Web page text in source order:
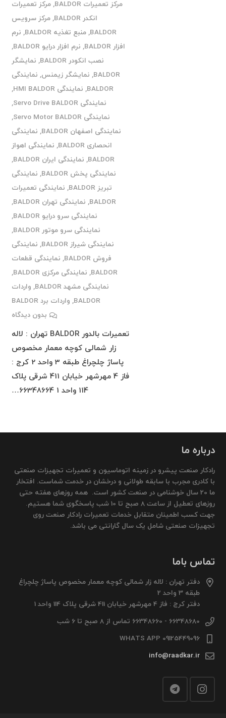
مرکز تعمیرات BALDOR
,مرکز تعمیرات
انکدر BALDOR
,مرکز سرویس
BALDOR
,منبع تغذیه BALDOR , نرم
افزار BALDOR
, نرم افزار درایو BALDOR
,
نصب انکودر BALDOR
, نمایشگر
BALDOR
, نمایشگر زیمنس, نمایندگی
BALDOR
, نمایندگی HMI BALDOR
,
نمایندگی Servo Drive BALDOR
,
نمایندگی Servo Motor BALDOR
,
نمایندگی اصفهان BALDOR
, نمایندگی
انحصاری BALDOR
, نمایندگی اهواز
BALDOR
, نمایندگی ایران BALDOR
,
نمایندگی پخش BALDOR
, نمایندگی
تبریز BALDOR
, نمایندگی تعمیرات
BALDOR
, نمایندگی تهران BALDOR
,
نمایندگی سرو درایو BALDOR
,
نمایندگی سرو موتور BALDOR
,
نمایندگی شیراز BALDOR
, نمایندگی
فروش BALDOR
, نمایندگی قطعات
BALDOR
, نمایندگی مرکزی BALDOR
,
نمایندگی مشهد BALDOR
, واردات
BALDOR
, واردات برد BALDOR
بدون دیدگاه
تعمیرات بالدور BALDOR تهران : لاله
زار شمالی کوچه معمار مخصوص
پاساژ چلچراغ طبقه 3 واحد 2 کرج :
فاز 4 مهرشهر خیابان 411 شرقی پلاک
114 واحد 1 66348664…
درباره ما
رادکار صنعت پیشرو در زمینه اتوماسیون و تعمیرات تجهیزات صنعتی
با کادری مجرب با سابقه طولانی و درخشان در خدمت شماست. افتخار
ما 20 سال خوشنامی در صنعت کشور است. همه روزهای هفته حتی
روزهای تعطیل از ساعت 8 صبح تا 10 شب پاسخگوی شما هستیم.
جهت کسب اطمینان متقابل خدمات تعمیرات رادکار صنعت روی
تجهیزات صنعتی شامل یک سال گارانتی می باشد.
تماس باما
دفتر تهران : لاله زار شمالی کوچه معمار مخصوص پاساژ چلچراغ
طبقه 3 واحد 2
دفتر کرج : فاز 4 مهرشهر خیابان 411 شرقی پلاک 114 واحد 1
66348680 - 66348660 تماس از 8 صبح تا 6 شب
09125449096 WHATS APP
info@raadkar.ir